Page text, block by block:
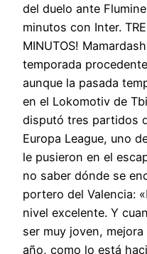
del duelo ante
minutos con Inter.
MINUTOS!
temporada
aunque la pasada
en el Lokomotiv de
disputó tres partidos
Europa League, uno
le pusieron en el
no saber dónde se
portero del Valencia:
nivel excelente. Y
ser muy joven,
año, como lo está